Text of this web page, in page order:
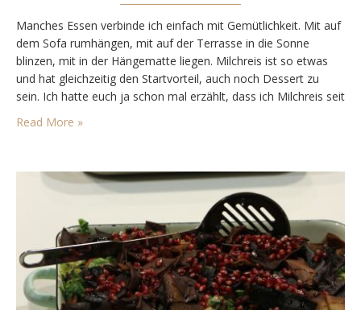
Manches Essen verbinde ich einfach mit Gemütlichkeit. Mit auf
dem Sofa rumhängen, mit auf der Terrasse in die Sonne
blinzen, mit in der Hängematte liegen. Milchreis ist so etwas
und hat gleichzeitig den Startvorteil, auch noch Dessert zu
sein. Ich hatte euch ja schon mal erzählt, dass ich Milchreis seit
jeher sehr liebe. Ich habe meine Mutter übrigens letzthin mal…
Read More »